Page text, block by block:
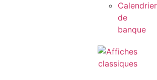
Calendrier
de
banque